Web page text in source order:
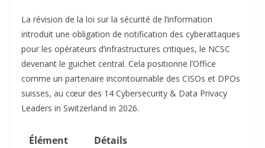
La révision de la loi sur la sécurité de l’information
introduit une obligation de notification des cyberattaques
pour les opérateurs d’infrastructures critiques, le NCSC
devenant le guichet central. Cela positionne l’Office
comme un partenaire incontournable des CISOs et DPOs
suisses, au cœur des 14 Cybersecurity & Data Privacy
Leaders in Switzerland in 2026.​
Élément
Détails